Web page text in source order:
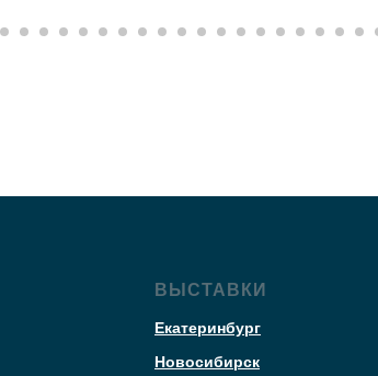
ВЫСТАВКИ
Екатеринбург
Новосибирск